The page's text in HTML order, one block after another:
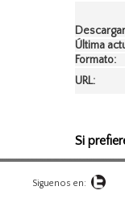
Última
Formato:
URL:
Si
Siguenos en: